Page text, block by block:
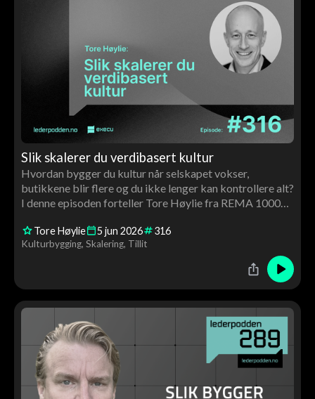
Slik skalerer du verdibasert kultur
Hvordan bygger du kultur når selskapet vokser,
butikkene blir flere og du ikke lenger kan kontrollere alt?
I denne episoden forteller Tore Høylie fra REMA 1000
struktur for å skalere kultur i stor skala. Samtalen handler
også om franchising, lederutvikling, AI og hvorfor
Harvard Business School bruker REMA som case.
Tore Høylie 5 jun 2026 316
Kulturbygging Skalering Tillit